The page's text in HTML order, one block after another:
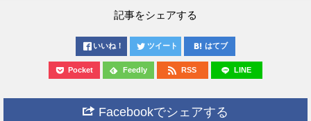
記事をシェアする
いいね！ ツイート はてブ
Pocket Feedly RSS LINE
Facebookでシェアする